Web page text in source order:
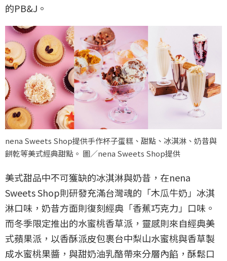
的PB&J。
nena Sweets Shop提供手作杯子蛋糕、甜點、冰淇淋、奶昔與
餅乾等美式經典甜點。 圖／nena Sweets Shop提供
美式甜品中不可獲缺的冰淇淋與奶昔，在nena
Sweets Shop則研發充滿台灣魂的「木瓜牛奶」冰淇
淋口味，奶昔方面則復刻經典「香蕉巧克力」口味。
而冬季限定推出的水蜜桃香草派，靈感則來自經典美
式蘋果派，以香酥派皮包裹台中梨山水蜜桃與香草製
成水蜜桃果醬，與甜奶油乳酪帶來分層內餡，酥鬆口